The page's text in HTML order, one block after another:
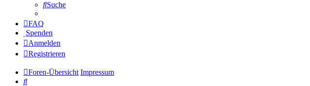
Suche
FAQ
Spenden
Anmelden
Registrieren
Foren-Übersicht Impressum
Suche